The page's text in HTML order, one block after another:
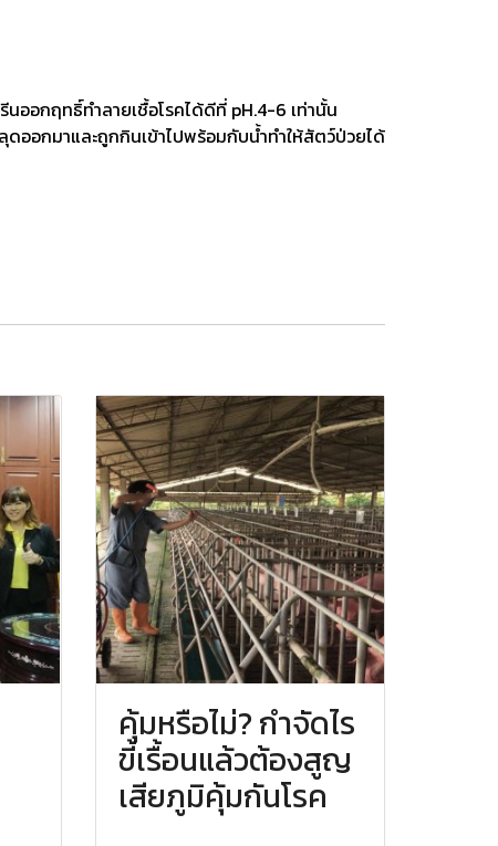
ออกฤทธิ์ทำลายเชื้อโรคได้ดีที่ pH.4-6 เท่านั้น
ออกมาและถูกกินเข้าไปพร้อมกับน้ำทำให้สัตว์ป่วยได้
คุ้มหรือไม่? กำจัดไร
ขี้เรื้อนแล้วต้องสูญ
เสียภูมิคุ้มกันโรค